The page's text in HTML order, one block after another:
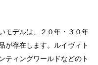
モデルは、２０年・３０年
が存在します。ルイヴィト
ティングワールドなどのト